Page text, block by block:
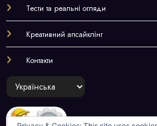
Тести та реальні огляди
Креативний апсайклінг
Контакти
Choose